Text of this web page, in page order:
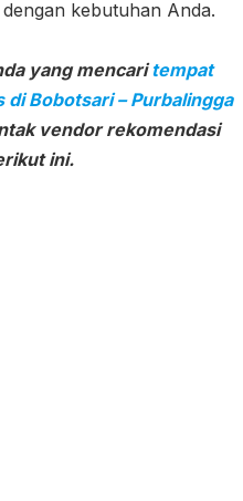
kebutuhan Anda.
yang mencaritempat
Bobotsari – Purbalingga
vendor rekomendasi
ini.